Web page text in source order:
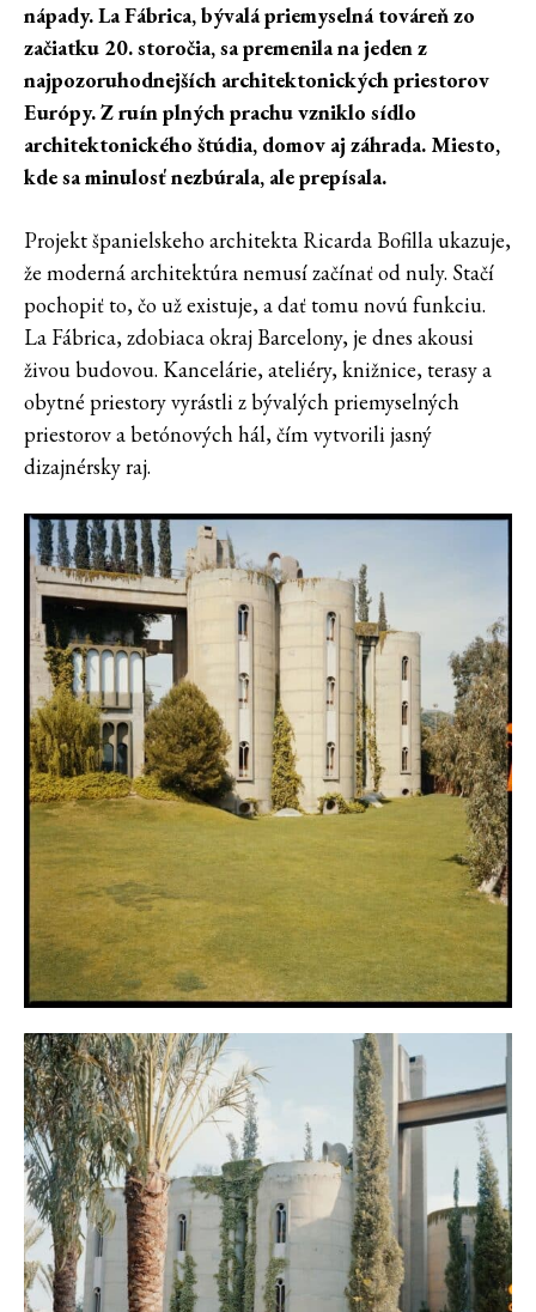
nápady. La Fábrica, bývalá priemyselná továreň zo
začiatku 20. storočia, sa premenila na jeden z
najpozoruhodnejších architektonických priestorov
Európy. Z ruín plných prachu vzniklo sídlo
architektonického štúdia, domov aj záhrada. Miesto,
kde sa minulosť nezbúrala, ale prepísala.
Projekt španielskeho architekta Ricarda Bofilla ukazuje,
že moderná architektúra nemusí začínať od nuly. Stačí
pochopiť to, čo už existuje, a dať tomu novú funkciu.
La Fábrica, zdobiaca okraj Barcelony, je dnes akousi
živou budovou. Kancelárie, ateliéry, knižnice, terasy a
obytné priestory vyrástli z bývalých priemyselných
priestorov a betónových hál, čím vytvorili jasný
dizajnérsky raj.